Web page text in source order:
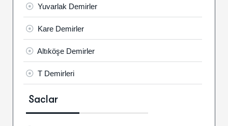
Yuvarlak Demirler
Kare Demirler
Altıköşe Demirler
T Demirleri
Saclar